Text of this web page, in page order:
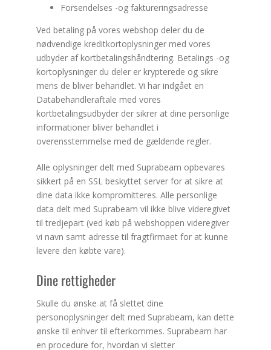
Forsendelses -og faktureringsadresse
Ved betaling på vores webshop deler du de
nødvendige kreditkortoplysninger med vores
udbyder af kortbetalingshåndtering. Betalings -og
kortoplysninger du deler er krypterede og sikre
mens de bliver behandlet. Vi har indgået en
Databehandleraftale med vores
kortbetalingsudbyder der sikrer at dine personlige
informationer bliver behandlet i
overensstemmelse med de gældende regler.
Alle oplysninger delt med Suprabeam opbevares
sikkert på en SSL beskyttet server for at sikre at
dine data ikke kompromitteres. Alle personlige
data delt med Suprabeam vil ikke blive videregivet
til tredjepart (ved køb på webshoppen videregiver
vi navn samt adresse til fragtfirmaet for at kunne
levere den købte vare).
Dine rettigheder
Skulle du ønske at få slettet dine
personoplysninger delt med Suprabeam, kan dette
ønske til enhver til efterkommes. Suprabeam har
en procedure for, hvordan vi sletter